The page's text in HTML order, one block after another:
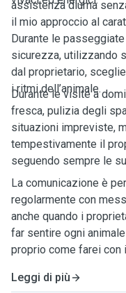
assistenza diurna
il mio approccio al
Durante le
sicurezza, utilizzando
dal proprietario,
i ritmi dell’animale.
Durante le visite a
fresca, pulizia degli
situazioni impreviste,
tempestivamente il
seguendo sempre le
La comunicazione è
regolarmente con
anche quando i
far sentire ogni
proprio come farei con
Leggi di più